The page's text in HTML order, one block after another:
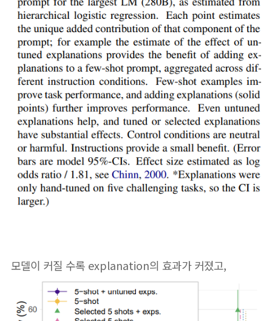
모델이 커질 수록 explanation의 효과가 커졌고,